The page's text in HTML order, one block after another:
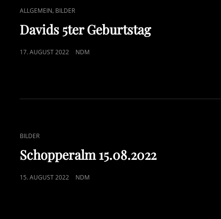
CAT
LINKS
ALLGEMEIN, BILDER
Davids 5ter Geburtstag
POSTED
17. AUGUST 2022 NDM
CAT
LINKS
BILDER
Schopperalm 15.08.2022
POSTED
15. AUGUST 2022 NDM